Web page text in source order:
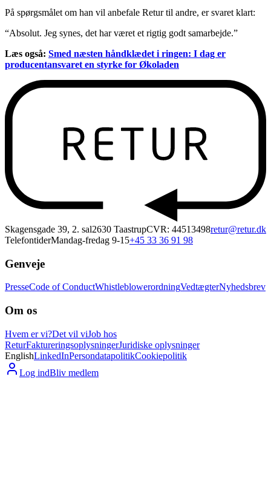
På spørgsmålet om han vil anbefale Retur til andre, er svaret klart:
“Absolut. Jeg synes, det har været et rigtig godt samarbejde.”
Læs også: Smed næsten håndklædet i ringen: I dag er
producentansvaret en styrke for Økoladen
Skagensgade 39, 2. sal2630 TaastrupCVR: 44513498retur@retur.dk
TelefontiderMandag-fredag 9-15+45 33 36 91 98
Genveje
PresseCode of ConductWhistleblowerordningVedtægterNyhedsbrev
Om os
Hvem er vi?Det vil viJob hos
ReturFaktureringsoplysningerJuridiske oplysninger
EnglishLinkedInPersondatapolitikCookiepolitik
Log indBliv medlem